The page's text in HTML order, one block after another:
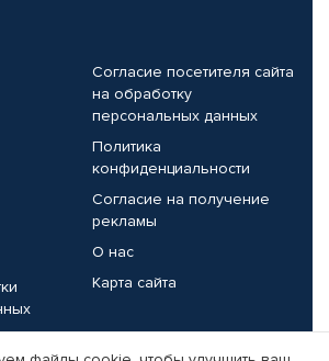
Согласие посетителя сайта
на обработку
персональных данных
Политика
конфиденциальности
Согласие на получение
рекламы
О нас
Карта сайта